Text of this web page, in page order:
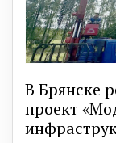
В Брянске
проект